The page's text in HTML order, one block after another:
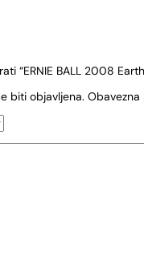
“ERNIE BALL 2008
biti objavljena. Obavezna